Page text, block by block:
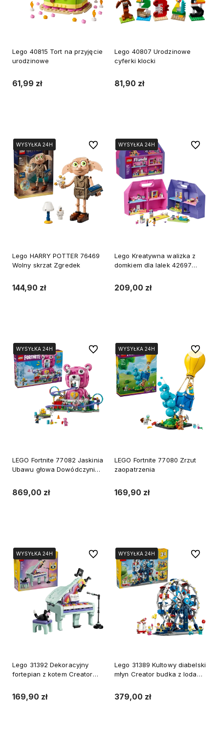
Lego 40815 Tort na przyjęcie
urodzinowe
61,99 zł
Lego 40807 Urodzinowe
cyferki klocki
81,90 zł
WYSYŁKA 24H
WYSYŁKA 24H
Lego HARRY POTTER 76469
Wolny skrzat Zgredek
144,90 zł
Do ulubionychWYSYŁKA 24H
WYSYŁKA 24H
Lego Kreatywna walizka z
domkiem dla lalek 42697
209,00 zł
Do
WYSYŁKA 24H
WYSYŁKA 24H
LEGO Fortnite 77082 Jaskinia
Ubawu głowa Dowódczyni
869,00 zł
Do ulubionychWYSYŁKA 24H
WYSYŁKA 24H
WYSYŁKA 24H
LEGO Fortnite 77080 Zrzut
zaopatrzenia
169,90 zł
Do
WYSYŁKA 24H
WYSYŁKA 24H
Lego 31392 Dekoracyjny
fortepian z kotem Creator
pudełkiem na płyty
169,90 zł
Do ulubionychWYSYŁKA 24H
WYSYŁKA 24H
Lego 31389 Kultowy diabelski
młyn Creator budka z lodami,
lub karuzela
379,00 zł
Do